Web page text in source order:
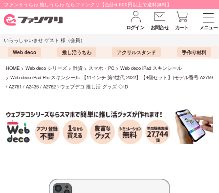
ファンサうちわ 推しうちわ ならファンクリ【合計6,600円以上で送料無料】
ログイン お問合せ カート
メニュー
いらっしゃいませ ゲスト 様（会員）
Web deco
推し活うちわ アクリルスタンド 手作り材料
HOME Web deco シリーズ 雑貨 スマホ・PC
Web deco iPad スキンシール
Web deco iPad Pro スキンシール 【11インチ 第4世代 2022】【4個セット】(モデル番号 A2759
/ A2761 / A2435 / A2762 ) ウェブデコ 推し活 グッズ ◇ID